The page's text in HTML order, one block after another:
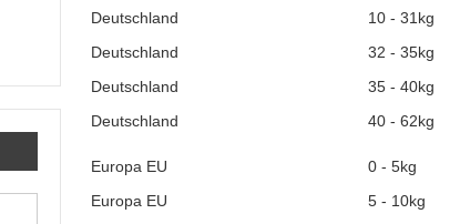
Deutschland
10 - 31kg
Deutschland
32 - 35kg
Deutschland
35 - 40kg
Deutschland
40 - 62kg
Europa EU 0 - 5kg
Europa EU
5 - 10kg